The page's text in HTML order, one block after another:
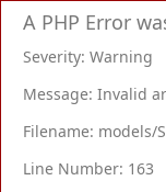
A PHP Error
Severity: Warning
Message: Invalid
Filename: models/
Line Number: 163